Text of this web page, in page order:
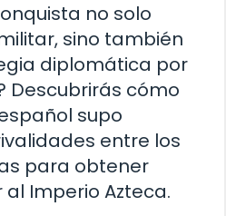
no solo
sino también
diplomática por
Descubrirás cómo
supo
entre los
para obtener
Imperio Azteca.